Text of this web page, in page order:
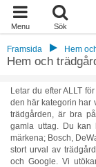
Menu Sök
Framsida Hem
Hem och
Letar du efter ALLT
den här kategorin har
trädgården, är bra
gamla uttag. Du kan
märkena; Bosch,
stort urval av
och Google. Vi